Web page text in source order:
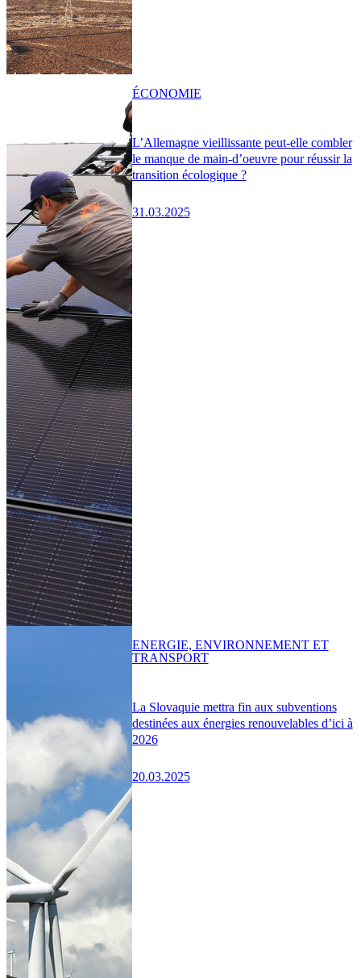
L’Allemagne vieillissante peut-elle combler
le manque de main-d’oeuvre pour réussir la
transition écologique ?
31.03.2025
ÉCONOMIE
La Slovaquie mettra fin aux subventions
destinées aux énergies renouvelables d’ici à
2026
20.03.2025
ENERGIE, ENVIRONNEMENT ET
TRANSPORT